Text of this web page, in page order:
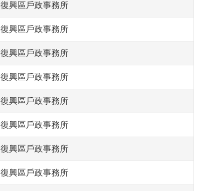
復興區戶政事務所
復興區戶政事務所
復興區戶政事務所
復興區戶政事務所
復興區戶政事務所
復興區戶政事務所
復興區戶政事務所
復興區戶政事務所